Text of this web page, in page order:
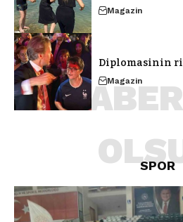
Magazin
Diplomasinin
Magazin
SPOR